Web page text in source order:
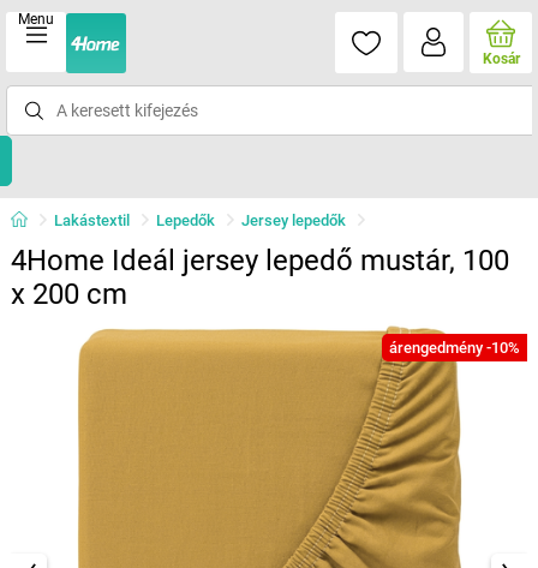
Menu
Kosár
Lakástextil Lepedők Jersey lepedők
4Home Ideál jersey lepedő mustár, 100
x 200 cm
árengedmény -10%